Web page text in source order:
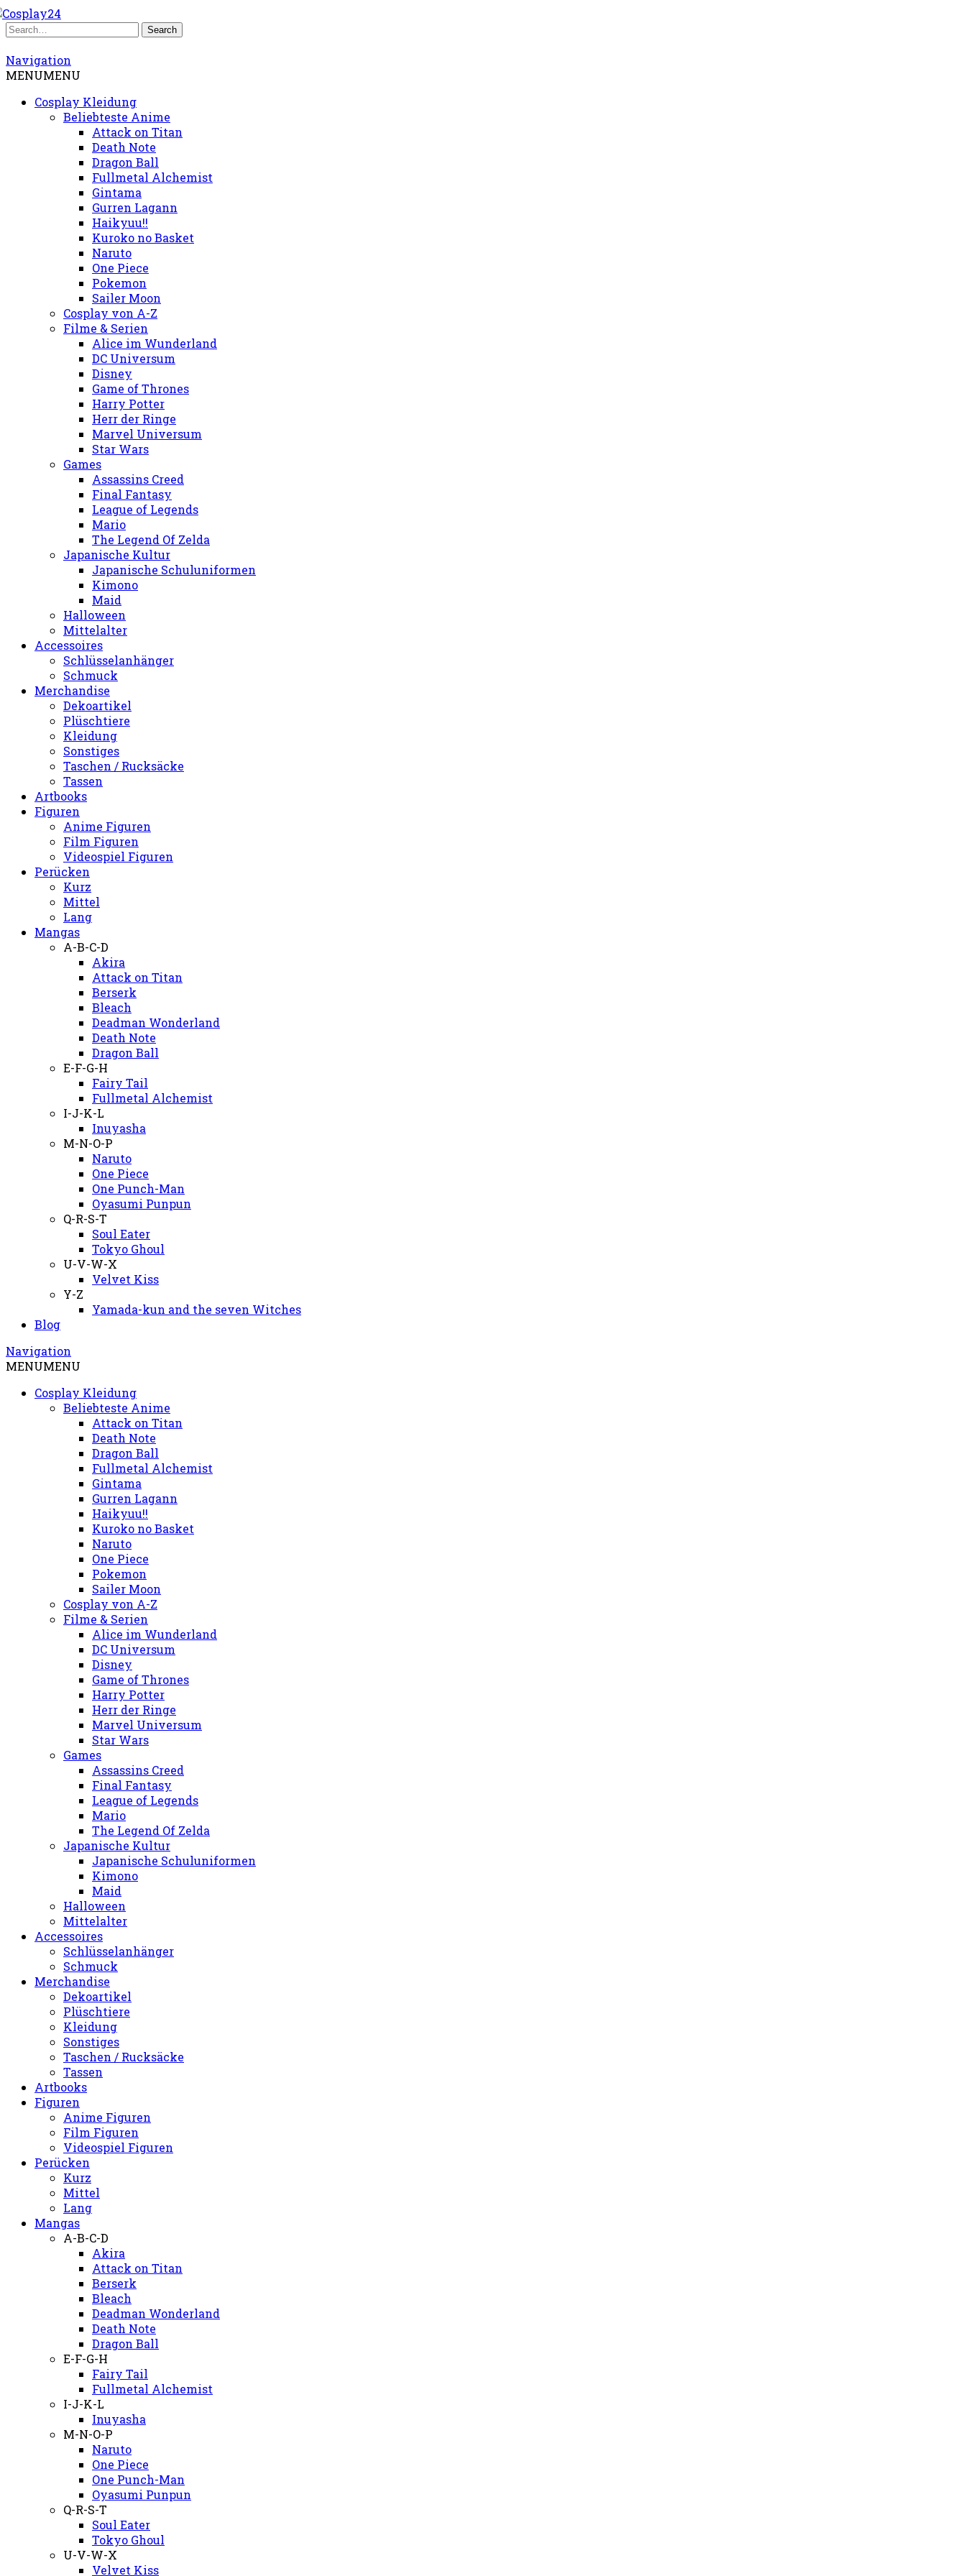
Navigation
MENUMENU
Cosplay Kleidung
Beliebteste Anime
Attack on Titan
Death Note
Dragon Ball
Fullmetal Alchemist
Gintama
Gurren Lagann
Haikyuu!!
Kuroko no Basket
Naruto
One Piece
Pokemon
Sailer Moon
Cosplay von A-Z
Filme & Serien
Alice im Wunderland
DC Universum
Disney
Game of Thrones
Harry Potter
Herr der Ringe
Marvel Universum
Star Wars
Games
Assassins Creed
Final Fantasy
League of Legends
Mario
The Legend Of Zelda
Japanische Kultur
Japanische Schuluniformen
Kimono
Maid
Halloween
Mittelalter
Accessoires
Schlüsselanhänger
Schmuck
Merchandise
Dekoartikel
Plüschtiere
Kleidung
Sonstiges
Taschen / Rucksäcke
Tassen
Artbooks
Figuren
Anime Figuren
Film Figuren
Videospiel Figuren
Perücken
Kurz
Mittel
Lang
Mangas
A-B-C-D
Akira
Attack on Titan
Berserk
Bleach
Deadman Wonderland
Death Note
Dragon Ball
E-F-G-H
Fairy Tail
Fullmetal Alchemist
I-J-K-L
Inuyasha
M-N-O-P
Naruto
One Piece
One Punch-Man
Oyasumi Punpun
Q-R-S-T
Soul Eater
Tokyo Ghoul
U-V-W-X
Velvet Kiss
Y-Z
Yamada-kun and the seven Witches
Blog
Navigation
MENUMENU
Cosplay Kleidung
Beliebteste Anime
Attack on Titan
Death Note
Dragon Ball
Fullmetal Alchemist
Gintama
Gurren Lagann
Haikyuu!!
Kuroko no Basket
Naruto
One Piece
Pokemon
Sailer Moon
Cosplay von A-Z
Filme & Serien
Alice im Wunderland
DC Universum
Disney
Game of Thrones
Harry Potter
Herr der Ringe
Marvel Universum
Star Wars
Games
Assassins Creed
Final Fantasy
League of Legends
Mario
The Legend Of Zelda
Japanische Kultur
Japanische Schuluniformen
Kimono
Maid
Halloween
Mittelalter
Accessoires
Schlüsselanhänger
Schmuck
Merchandise
Dekoartikel
Plüschtiere
Kleidung
Sonstiges
Taschen / Rucksäcke
Tassen
Artbooks
Figuren
Anime Figuren
Film Figuren
Videospiel Figuren
Perücken
Kurz
Mittel
Lang
Mangas
A-B-C-D
Akira
Attack on Titan
Berserk
Bleach
Deadman Wonderland
Death Note
Dragon Ball
E-F-G-H
Fairy Tail
Fullmetal Alchemist
I-J-K-L
Inuyasha
M-N-O-P
Naruto
One Piece
One Punch-Man
Oyasumi Punpun
Q-R-S-T
Soul Eater
Tokyo Ghoul
U-V-W-X
Velvet Kiss